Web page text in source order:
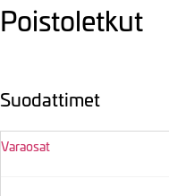
Poistoletkut
Suodattimet
Varaosat